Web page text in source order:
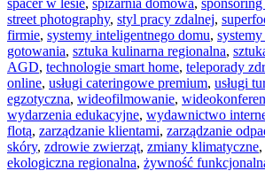
street photography, styl pracy zdalnej,
firmie, systemy inteligentnego domu,
gotowania, sztuka kulinarna regionalna,
AGD, technologie smart home, teleporady
online, usługi cateringowe premium, usługi
egzotyczna, wideofilmowanie,
wydarzenia edukacyjne, wydawnictwo
flotą, zarządzanie klientami, zarządzanie
skóry, zdrowie zwierząt, zmiany klimatyczne,
ekologiczna regionalna, żywność